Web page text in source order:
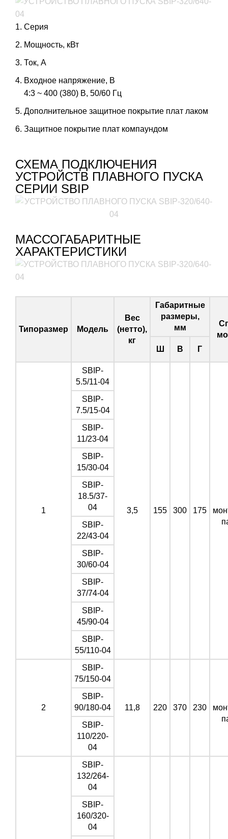
Серия
Мощность, кВт
Ток, А
Входное напряжение, В
4:3 ~ 400 (380) B, 50/60 Гц
Дополнительное защитное покрытие плат лаком
Защитное покрытие плат компаундом
СХЕМА ПОДКЛЮЧЕНИЯ
УСТРОЙСТВ ПЛАВНОГО ПУСКА
СЕРИИ SBIP
МАССОГАБАРИТНЫЕ
ХАРАКТЕРИСТИКИ
Типоразмер Модель
Вес
(нетто),
кг
Габаритные
размеры,
мм
Ш
В Г
1
SBIP-
5.5/11-04
3,5 155 300 175
SBIP-
7.5/15-04
SBIP-
11/23-04
SBIP-
15/30-04
SBIP-
18.5/37-
04
SBIP-
22/43-04
SBIP-
30/60-04
SBIP-
37/74-04
SBIP-
45/90-04
SBIP-
55/110-04
2
SBIP-
75/150-04
11,8 220 370 230
SBIP-
90/180-04
SBIP-
110/220-
04
SBIP-
132/264-
04
SBIP-
160/320-
04